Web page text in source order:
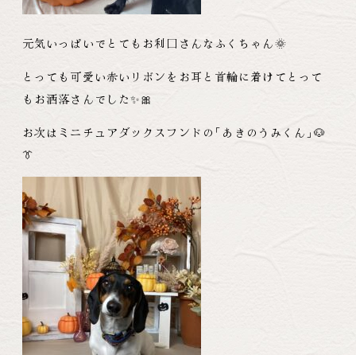
元気いっぱいでとてもお利口さんなふくちゃん🌞
とっても可愛い赤いリボンをお耳と首輪に着けてとって
もお洒落さんでした✨🎀
お次はミニチュアダックスフンドの「 あきのうみくん 」🐶
👔